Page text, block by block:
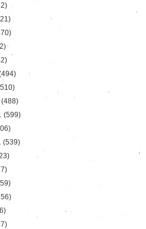
(488)
(599)
(539)